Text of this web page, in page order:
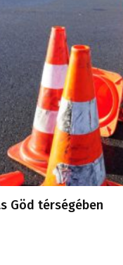
Göd térségében